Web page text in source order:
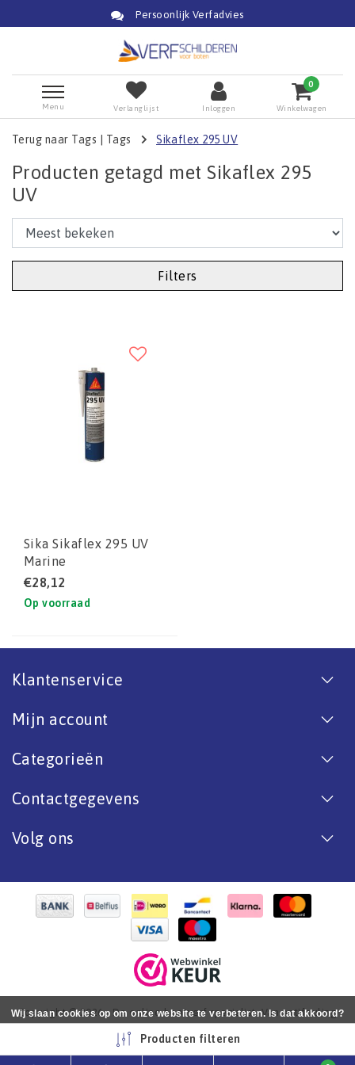
Persoonlijk Verfadvies
Menu Verlanglijst Inloggen
0
Winkelwagen
Terug naar Tags Tags Sikaflex 295 UV
Producten getagd met Sikaflex 295
UV
Filters
Sika Sikaflex 295 UV
Marine
€28,12
Op voorraad
Klantenservice
Mijn account
Categorieën
Contactgegevens
Volg ons
Copyright © 2026 - De online bootverf specialist. Van antifouling
tot aflak. - All rights reserved - RealizationInStijl Media
Producten filteren
Wij slaan cookies op om onze website te verbeteren. Is dat akkoord?
Nee Meer over cookies »